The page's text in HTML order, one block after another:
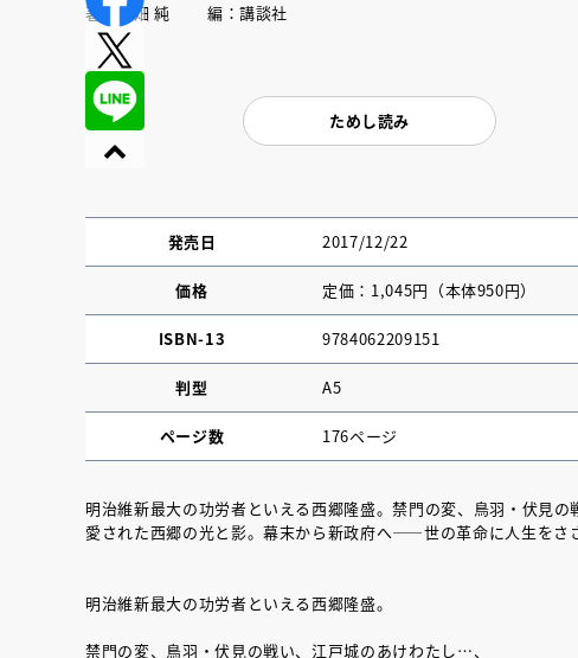
著：瀬畑 純 編：講談社
ためし読み
発売日 2017/12/22
価格 定価：1,045円（本体950円）
ISBN-13 9784062209151
判型 A5
ページ数 176ページ
明治維新最大の功労者といえる西郷隆盛。禁門の変、鳥羽・伏見
愛された西郷の光と影。幕末から新政府へ――世の革命に人生をさ
明治維新最大の功労者といえる西郷隆盛。
禁門の変、鳥羽・伏見の戦い、江戸城のあけわたし…、